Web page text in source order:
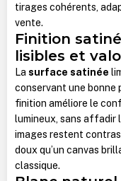
tirages cohérents,
vente.
Finition
lisibles et
La surface satinée
conservant une bonne
finition améliore le
lumineux, sans affadir
images restent
doux qu’un canvas
classique.